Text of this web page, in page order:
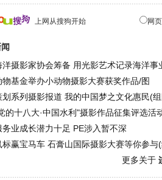
上网从搜狗开始 网页
洋摄影家协会筹备 用光影艺术记录海洋事
物基金举办小动物摄影大赛获奖作品/图
划系列摄影报道 我的中国梦之文化惠民(组
的十八大·中国水利"摄影作品征集评选活
务业成长潜力十足 PE涉入暂不深
标赢宝马车 石膏山国际摄影大赛等你参与(
更多关于